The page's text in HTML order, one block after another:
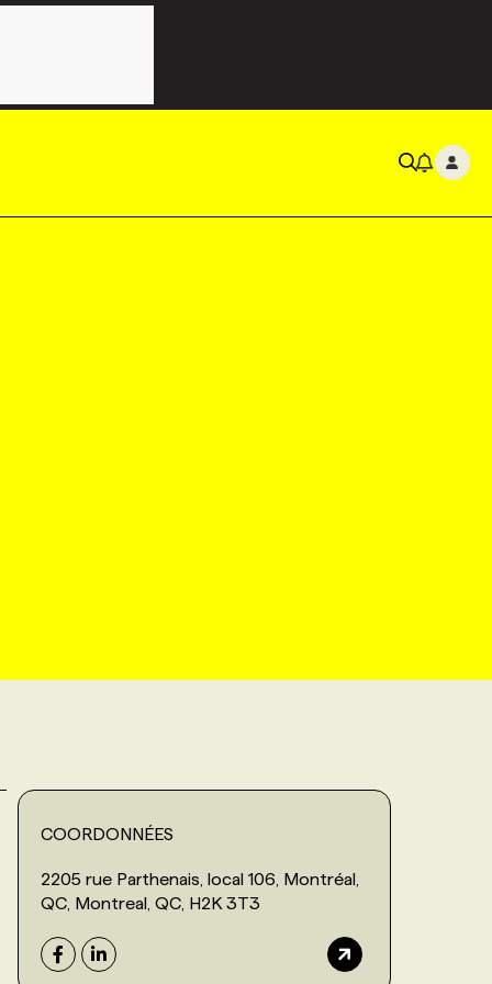
COORDONNÉES
2205 rue Parthenais, local 106, Montréal,
QC, Montreal, QC, H2K 3T3